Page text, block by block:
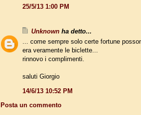
25/5/13 1:00 PM
Unknown ha detto...
... come sempre solo certe fortune
era veramente le biclette...
rinnovo i complimenti.
saluti Giorgio
14/6/13 10:52 PM
Posta un commento